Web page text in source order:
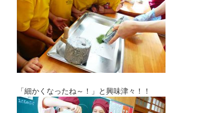
「細かくなったね～！」と興味津々！！